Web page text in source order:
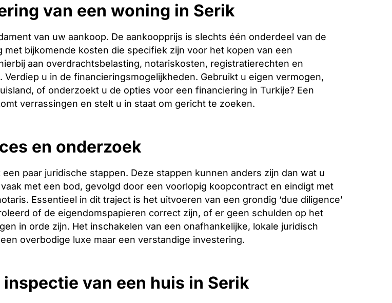
van een woning in Serik
van uw aankoop. De aankoopprijs is slechts één onderdeel van de
bijkomende kosten die specifiek zijn voor het kopen van een
aan overdrachtsbelasting, notariskosten, registratierechten en
Verdiep u in de financieringsmogelijkheden. Gebruikt u eigen vermogen,
of onderzoekt u de opties voor een financiering in Turkije? Een
verrassingen en stelt u in staat om gericht te zoeken.
en onderzoek
een paar juridische stappen. Deze stappen kunnen anders zijn dan wat u
met een bod, gevolgd door een voorlopig koopcontract en eindigt met
Essentieel in dit traject is het uitvoeren van een grondig ‘due diligence’
of de eigendomspapieren correct zijn, of er geen schulden op het
in orde zijn. Het inschakelen van een onafhankelijke, lokale juridisch
overbodige luxe maar een verstandige investering.
van een huis in Serik